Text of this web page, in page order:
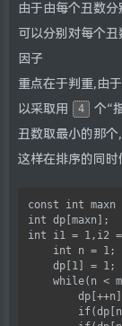
由于由每个丑数分
可以分别对每个
因子
重点在于判重,由于
以采取用
4 个“
丑数取最小的那
这样在排序的同
const int maxn
int dp[maxn];
int i1 = 1,i2
    int n = 1;
    dp[1] = 1;
while(n <